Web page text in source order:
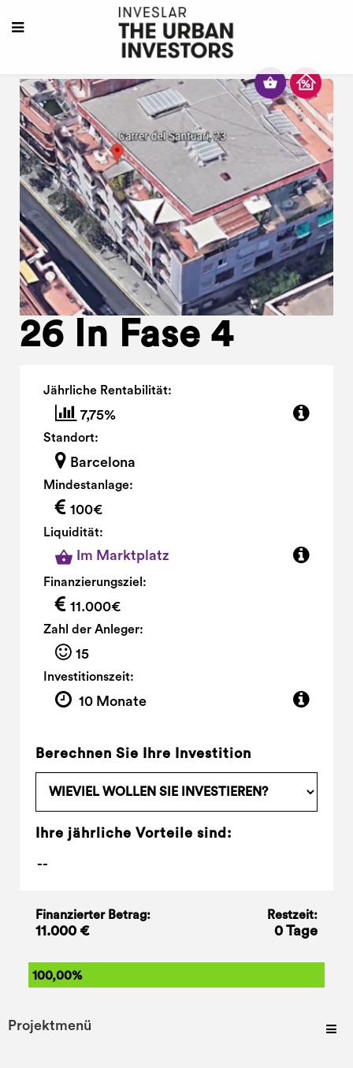
26 In Fase 4
Jährliche Rentabilität:
7,75%
Standort:
Barcelona
Mindestanlage:
100€
Liquidität:
Im Marktplatz
Finanzierungsziel:
11.000€
Zahl der Anleger:
15
Investitionszeit:
10 Monate
Berechnen Sie Ihre Investition
Ihre jährliche Vorteile sind:
Finanzierter Betrag:
11.000 €
Restzeit:
0 Tage
100,00%
Projektmenü